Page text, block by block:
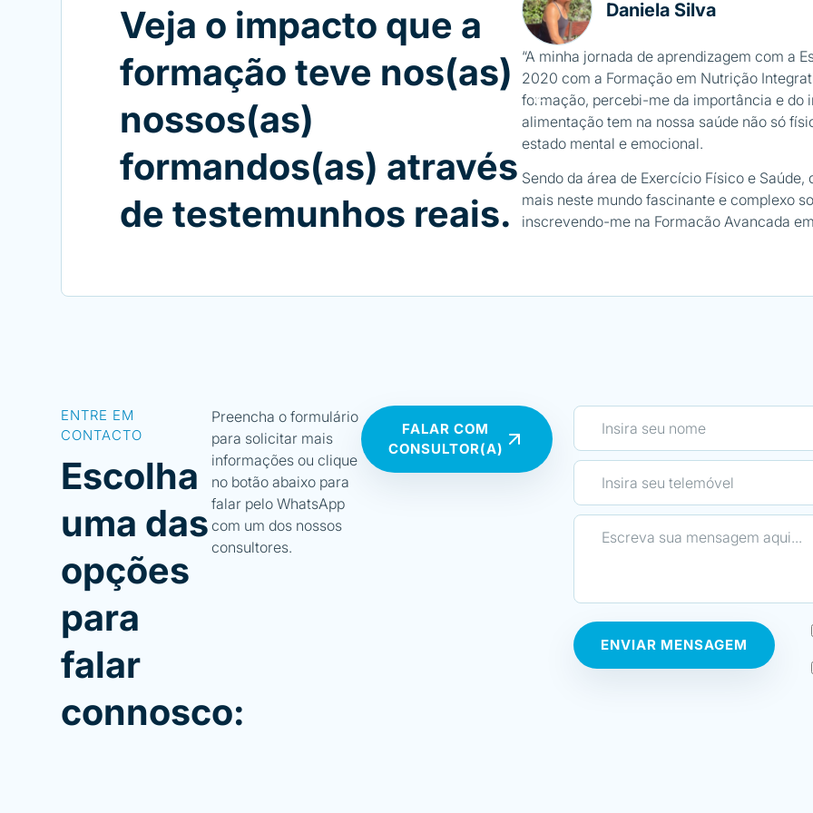
Veja o impacto que a
formação teve nos(as)
nossos(as)
formandos(as) através
de testemunhos reais.
Daniela Silva
“A minha jornada de aprendizagem com a
2020 com a Formação em Nutrição
formação, percebi-me da importância e do
alimentação tem na nossa saúde não só
estado mental e emocional.
Sendo da área de Exercício Físico e
mais neste mundo fascinante e complexo
inscrevendo-me na Formação Avançada
Gostaria de agradecer a toda a equipa da
formadores, como também à sua
seu excelente trabalho e dedicação!
O apoio e disponibilidade que sinto não só
como também posteriormente, é o que, na
Escola única no mercado atualmente!
ENTRE EM
CONTACTO
Escolha
uma das
opções
para
falar
connosco:
Preencha o formulário
para solicitar mais
informações ou clique
no botão abaixo para
falar pelo WhatsApp
com um dos nossos
consultores.
FALAR COM
CONSULTOR(A)
ENVIAR MENSAGEM